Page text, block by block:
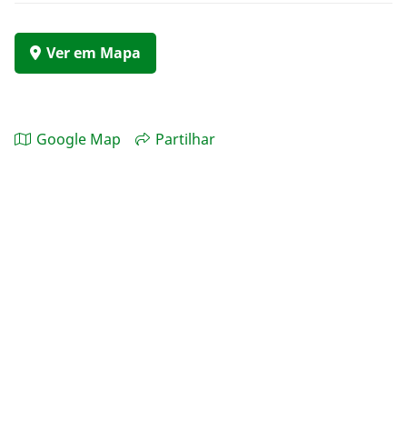
Ver em Mapa
Google Map Partilhar